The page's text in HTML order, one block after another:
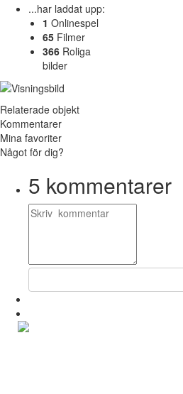
...har laddat upp:
1 Onlinespel
65 Filmer
366 Roliga
bilder
Relaterade objekt
Kommentarer
Mina favoriter
Något för dig?
5 kommentarer